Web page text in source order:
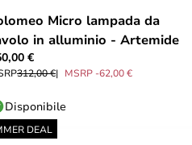
Micro lampada da
in alluminio - Artemide
€
312,00 € MSRP -62,00 €
Disponibile
DEAL